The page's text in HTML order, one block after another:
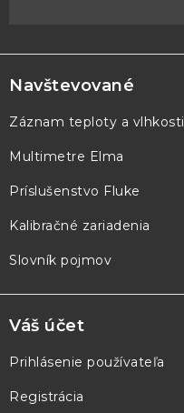
á
p
ä
e
Navštevované
Záznam teploty a vlhkosti
Multimetre Elma
Príslušenstvo Fluke
Kalibračné zariadenia
Slovník pojmov
Váš účet
Prihlásenie používateľa
Registrácia